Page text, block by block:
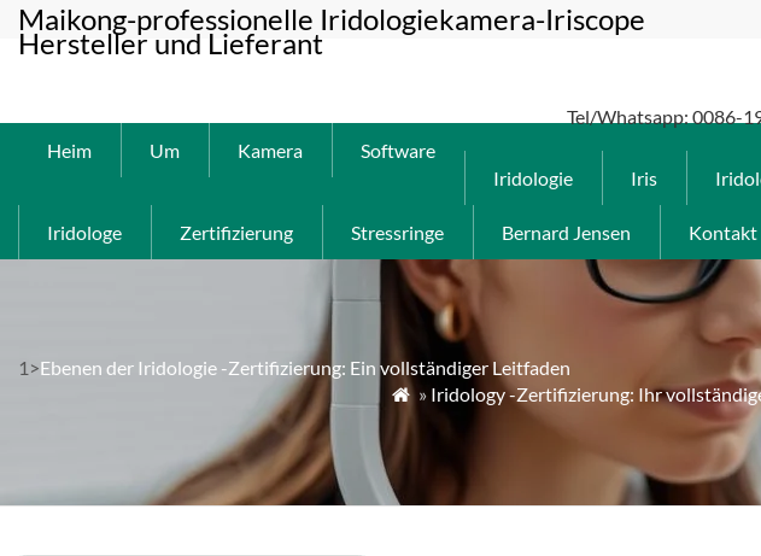
Maikong-professionelle Iridologiekamera-Iriscope
Hersteller und Lieferant
Tel/Whatsapp: 0086-
Heim
Um Kamera
Software
Iridologie
Iris
Iridologe Zertifizierung Stressringe Bernard Jensen Kontakt
1>Ebenen der Iridologie -Zertifizierung: Ein vollständiger Leitfaden
 » Iridology -Zertifizierung: Ihr